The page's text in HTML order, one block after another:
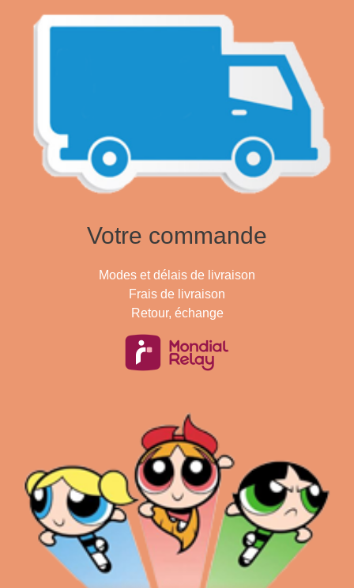
Votre commande
Modes et délais de livraison
Frais de livraison
Retour, échange